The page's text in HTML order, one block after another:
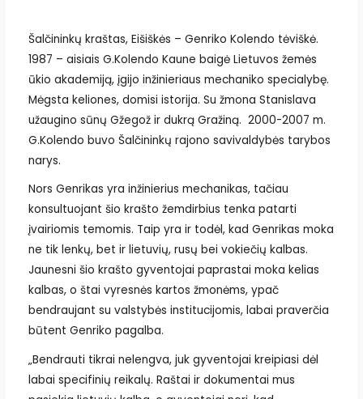
Šalčininkų kraštas, Eišiškės – Genriko Kolendo tėviškė.
1987 – aisiais G.Kolendo Kaune baigė Lietuvos žemės
ūkio akademiją, įgijo inžinieriaus mechaniko specialybę.
Mėgsta keliones, domisi istorija. Su žmona Stanislava
užaugino sūnų Gžegož ir dukrą Gražiną. 2000-2007 m.
G.Kolendo buvo Šalčininkų rajono savivaldybės tarybos
narys.
Nors Genrikas yra inžinierius mechanikas, tačiau
konsultuojant šio krašto žemdirbius tenka patarti
įvairiomis temomis. Taip yra ir todėl, kad Genrikas moka
ne tik lenkų, bet ir lietuvių, rusų bei vokiečių kalbas.
Jaunesni šio krašto gyventojai paprastai moka kelias
kalbas, o štai vyresnės kartos žmonėms, ypač
bendraujant su valstybės institucijomis, labai praverčia
būtent Genriko pagalba.
„Bendrauti tikrai nelengva, juk gyventojai kreipiasi dėl
labai specifinių reikalų. Raštai ir dokumentai mus